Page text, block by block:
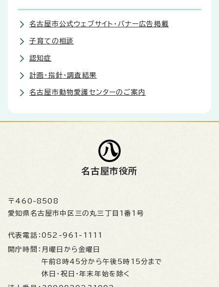
名古屋市公式ウェブサイト・バナー広告掲載
子育ての相談
認知症
計画・指針・調査結果
名古屋市動物愛護センターのご案内
名古屋市役所
〒460-8508
愛知県名古屋市中区三の丸三丁目1番1号
代表電話： 052-961-1111
開庁時間： 月曜日から金曜日
午前8時45分から午後5時15分まで
休日・祝日・年末年始を除く